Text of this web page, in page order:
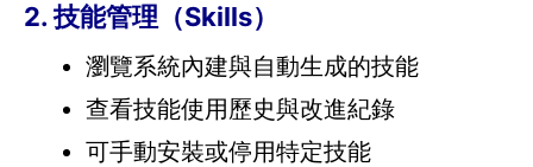
2. 技能管理（Skills）
瀏覽系統內建與自動生成的技能
查看技能使用歷史與改進紀錄
可手動安裝或停用特定技能